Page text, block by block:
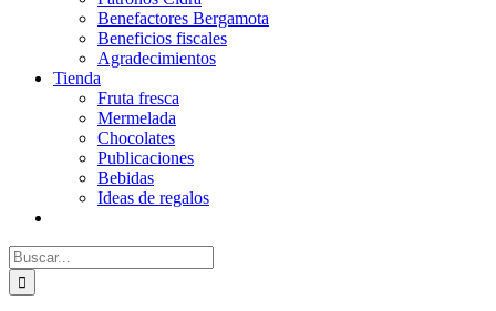
Benefactores Bergamota
Beneficios fiscales
Agradecimientos
Tienda
Fruta fresca
Mermelada
Chocolates
Publicaciones
Bebidas
Ideas de regalos
Buscar: